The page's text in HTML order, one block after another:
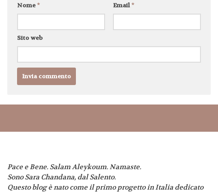
Nome* Email*
Sito web
Pace e Bene. Salam Aleykoum. Namaste.
Sono Sara Chandana, dal Salento.
Questo blog è nato come il primo progetto in Italia dedicato